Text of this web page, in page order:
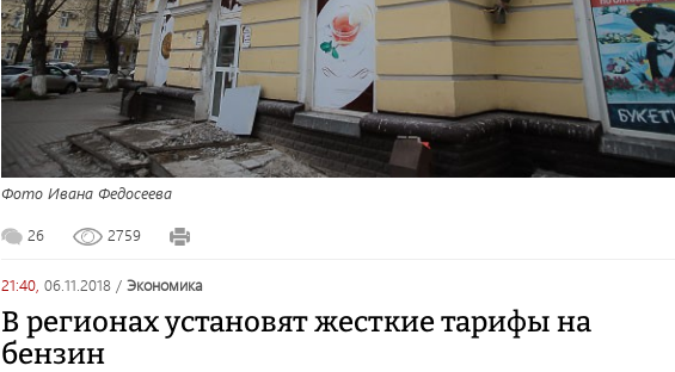
Фото Ивана Федосеева
26 2759
21:40, 06.11.2018 / экономика
В регионах установят жесткие тарифы на
бензин